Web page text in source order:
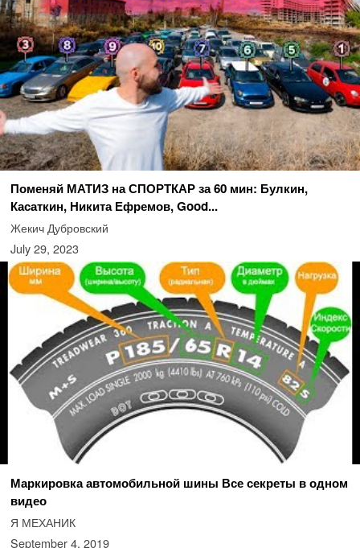
Поменяй МАТИЗ на СПОРТКАР за 60 мин: Булкин,
Касаткин, Никита Ефремов, Good...
Жекич Дубровский
July 29, 2023
Маркировка автомобильной шины Все секреты в одном
видео
Я МЕХАНИК
September 4, 2019